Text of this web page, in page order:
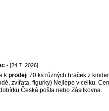
- [24.7. 2026]
k prodeji 70 ks různých hraček z kinder
zvířata, figurky) Nejlépe v celku.
Česká pošta nebo Zásilkovna.